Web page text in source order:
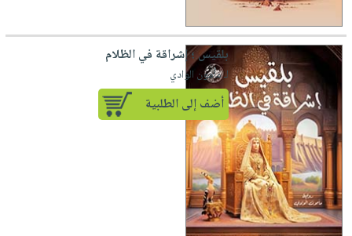
بلقيس ؛ إشراقة في الظلام
لـ مأمون الوادي
أضف إلى الطلبية